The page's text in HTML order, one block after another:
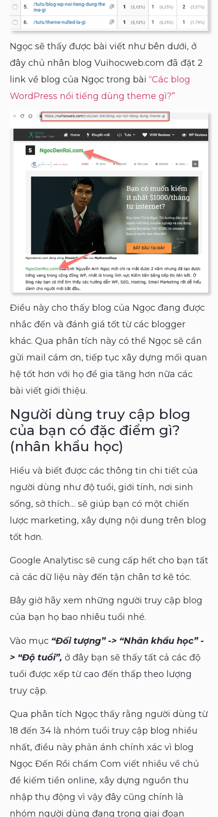
Ngọc sẽ thấy được bài viết như bên dưới, ở
đây chủ nhân blog Vuihocweb.com đã đặt 2
link về blog của Ngọc trong bài “Các blog
WordPress nổi tiếng dùng theme gì?”
Điều này cho thấy blog của Ngọc đang được
nhắc đến và đánh giá tốt từ các blogger
khác. Qua phân tích này có thể Ngọc sẽ cần
gửi mail cám ơn, tiếp tục xây dựng mối quan
hệ tốt hơn với họ để gia tăng hơn nữa các
bài viết giới thiệu.
Người dùng truy cập blog
của bạn có đặc điểm gì?
(nhân khẩu học)
Hiểu và biết được các thông tin chi tiết của
người dùng như độ tuổi, giới tính, nơi sinh
sống, sở thích… sẽ giúp bạn có một chiến
lược marketing, xây dựng nội dung trên blog
tốt hơn.
Google Analytisc sẽ cung cấp hết cho bạn tất
cả các dữ liệu này đến tận chân tơ kẽ tóc.
Bây giờ hãy xem những người truy cập blog
của bạn họ bao nhiêu tuổi nhé.
Vào mục “Đối tượng” -> “Nhân khẩu học” -
> “Độ tuổi”, ở đây bạn sẽ thấy tất cả các độ
tuổi được xếp từ cao đến thấp theo lượng
truy cập.
Qua phân tích Ngọc thấy rằng người dùng từ
18 đến 34 là nhóm tuổi truy cập blog nhiều
nhất, điều này phản ánh chính xác vì blog
Ngọc Đến Rồi chấm Com viết nhiều về chủ
đề kiếm tiền online, xây dựng nguồn thu
nhập thụ động vì vậy đây cũng chính là
nhóm người dùng đang trong giai đoạn